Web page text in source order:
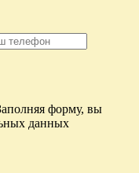
форму, вы
данных